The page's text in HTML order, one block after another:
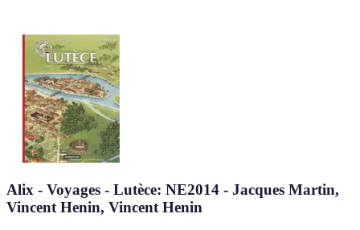
Alix - Voyages - Lutèce: NE2014 - Jacques Martin,
Vincent Henin, Vincent Henin